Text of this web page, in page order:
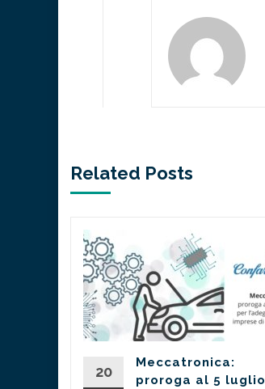
Related Posts
20
Meccatronica:
proroga al 5 luglio